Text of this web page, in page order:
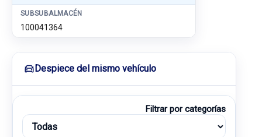
SUBSUBALMACÉN
100041364
Despiece del mismo vehículo
Filtrar por categorías